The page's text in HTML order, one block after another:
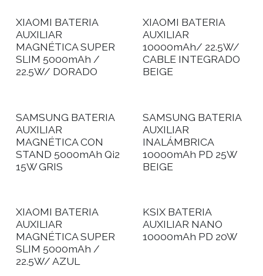
XIAOMI BATERIA
AUXILIAR
MAGNÉTICA SUPER
SLIM 5000mAh /
22.5W/ DORADO
XIAOMI BATERIA
AUXILIAR
10000mAh/ 22.5W/
CABLE INTEGRADO
BEIGE
SAMSUNG BATERIA
AUXILIAR
MAGNÉTICA CON
STAND 5000mAh Qi2
15W GRIS
SAMSUNG BATERIA
AUXILIAR
INALÁMBRICA
10000mAh PD 25W
BEIGE
XIAOMI BATERIA
AUXILIAR
MAGNÉTICA SUPER
SLIM 5000mAh /
22.5W/ AZUL
KSIX BATERIA
AUXILIAR NANO
10000mAh PD 20W